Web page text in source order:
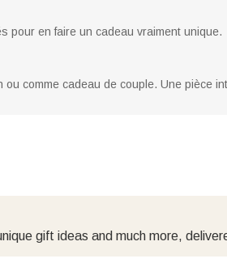
pour en faire un cadeau vraiment unique.
comme cadeau de couple. Une pièce
gift ideas and much more,